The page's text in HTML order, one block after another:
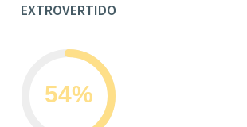
EXTROVERTIDO